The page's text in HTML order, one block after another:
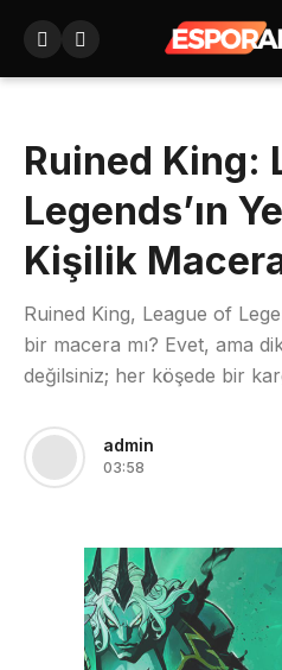
Ruined King:
Legends’ın
Kişilik
Ruined King, League of
bir macera mı? Evet, ama
değilsiniz; her köşede bir
admin
03:58